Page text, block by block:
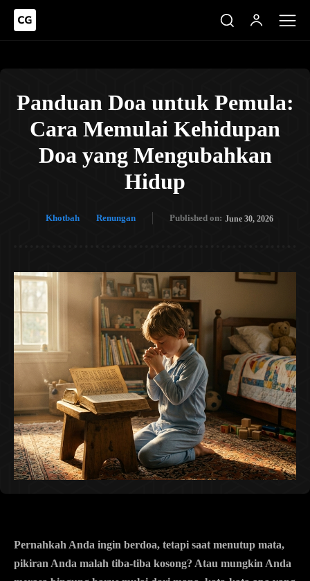
Panduan Doa untuk Pemula:
Cara Memulai Kehidupan
Doa yang Mengubahkan
Hidup
Khotbah Renungan Published on: June 30, 2026
Pernahkah Anda ingin berdoa, tetapi saat menutup mata,
pikiran Anda malah tiba-tiba kosong? Atau mungkin Anda